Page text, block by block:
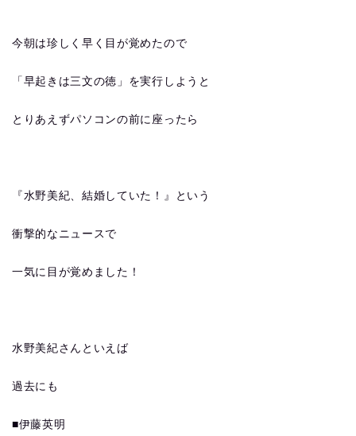
今朝は珍しく早く目が覚めたので
「早起きは三文の徳」を実行しようと
とりあえずパソコンの前に座ったら
『水野美紀、結婚していた！』という
衝撃的なニュースで
一気に目が覚めました！
水野美紀さんといえば
過去にも
■伊藤英明